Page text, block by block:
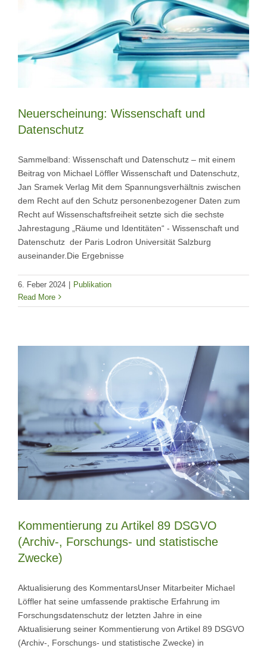
Neuerscheinung: Wissenschaft und
Datenschutz
Sammelband: Wissenschaft und Datenschutz – mit einem
Beitrag von Michael Löffler Wissenschaft und Datenschutz,
Jan Sramek Verlag Mit dem Spannungsverhältnis zwischen
dem Recht auf den Schutz personenbezogener Daten zum
Recht auf Wissenschaftsfreiheit setzte sich die sechste
Jahrestagung „Räume und Identitäten“ - Wissenschaft und
Datenschutz der Paris Lodron Universität Salzburg
auseinander.Die Ergebnisse
6. Feber 2024 | Publikation
Read More
Kommentierung zu Artikel 89 DSGVO
(Archiv-, Forschungs- und statistische
Zwecke)
Aktualisierung des KommentarsUnser Mitarbeiter Michael
Löffler hat seine umfassende praktische Erfahrung im
Forschungsdatenschutz der letzten Jahre in eine
Aktualisierung seiner Kommentierung von Artikel 89 DSGVO
(Archiv-, Forschungs- und statistische Zwecke) in